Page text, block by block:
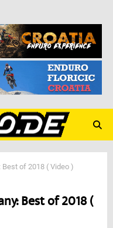
Best of 2018 ( Video )
Best of 2018 (